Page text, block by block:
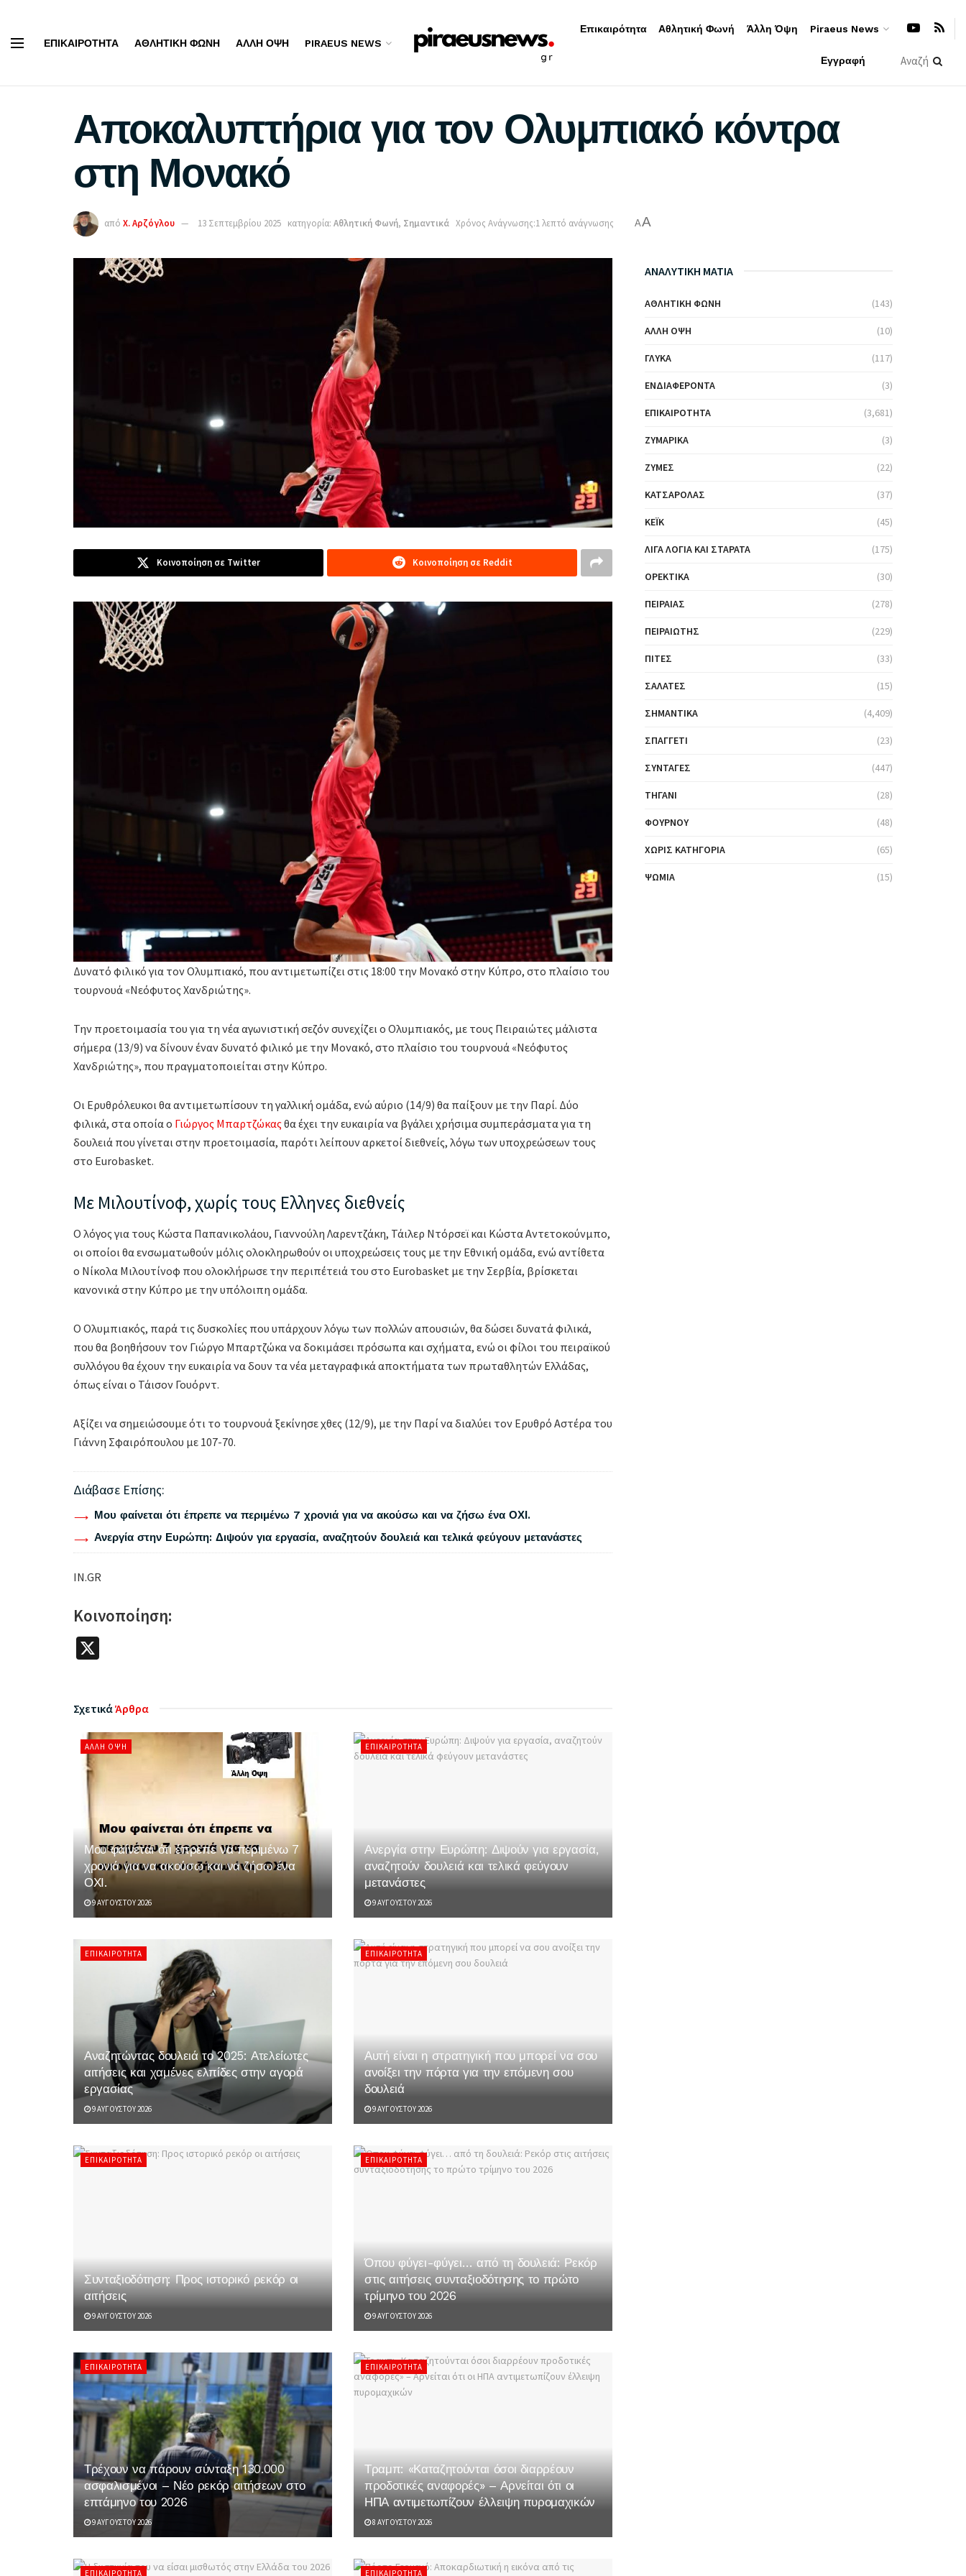
ΕΠΙΚΑΙΡΌΤΗΤΑ ΑΘΛΗΤΙΚΉ ΦΩΝΉ ΆΛΛΗ ΌΨΗ PIRAEUS NEWS
Επικαιρότητα Αθλητική Φωνή Άλλη Όψη Piraeus News
Εγγραφή
Αποκαλυπτήρια για τον Ολυμπιακό κόντρα
στη Μονακό
από Χ. Αρζόγλου 13 Σεπτεμβρίου 2025 κατηγορία: Αθλητική Φωνή, Σημαντικά Χρόνος Ανάγνωσης:1 λεπτό ανάγνωσης AA
Κοινοποίηση σε Twitter Κοινοποίηση σε Reddit
Δυνατό φιλικό για τον Ολυμπιακό, που αντιμετωπίζει στις 18:00 την Μονακό στην Κύπρο, στο πλαίσιο του
τουρνουά «Νεόφυτος Χανδριώτης».
Την προετοιμασία του για τη νέα αγωνιστική σεζόν συνεχίζει ο Ολυμπιακός, με τους Πειραιώτες μάλιστα
σήμερα (13/9) να δίνουν έναν δυνατό φιλικό με την Μονακό, στο πλαίσιο του τουρνουά «Νεόφυτος
Χανδριώτης», που πραγματοποιείται στην Κύπρο.
Οι Ερυθρόλευκοι θα αντιμετωπίσουν τη γαλλική ομάδα, ενώ αύριο (14/9) θα παίξουν με την Παρί. Δύο
φιλικά, στα οποία ο Γιώργος Μπαρτζώκαςθα έχει την ευκαιρία να βγάλει χρήσιμα συμπεράσματα για τη
δουλειά που γίνεται στην προετοιμασία, παρότι λείπουν αρκετοί διεθνείς, λόγω των υποχρεώσεων τους
στο Eurobasket.
Με Μιλουτίνοφ, χωρίς τους Ελληνες διεθνείς
Ο λόγος για τους Κώστα Παπανικολάου, Γιαννούλη Λαρεντζάκη, Τάιλερ Ντόρσεϊ και Κώστα Αντετοκούνμπο,
οι οποίοι θα ενσωματωθούν μόλις ολοκληρωθούν οι υποχρεώσεις τους με την Εθνική ομάδα, ενώ αντίθετα
ο Νίκολα Μιλουτίνοφ που ολοκλήρωσε την περιπέτειά του στο Eurobasket με την Σερβία, βρίσκεται
κανονικά στην Κύπρο με την υπόλοιπη ομάδα.
Ο Ολυμπιακός, παρά τις δυσκολίες που υπάρχουν λόγω των πολλών απουσιών, θα δώσει δυνατά φιλικά,
που θα βοηθήσουν τον Γιώργο Μπαρτζώκα να δοκιμάσει πρόσωπα και σχήματα, ενώ οι φίλοι του πειραϊκού
συλλόγου θα έχουν την ευκαιρία να δουν τα νέα μεταγραφικά αποκτήματα των πρωταθλητών Ελλάδας,
όπως είναι ο Τάισον Γουόρντ.
Αξίζει να σημειώσουμε ότι το τουρνουά ξεκίνησε χθες (12/9), με την Παρί να διαλύει τον Ερυθρό Αστέρα του
Γιάννη Σφαιρόπουλου με 107-70.
Διάβασε Επίσης:
Μου φαίνεται ότι έπρεπε να περιμένω 7 χρονιά για να ακούσω και να ζήσω ένα ΟΧΙ.
Ανεργία στην Ευρώπη: Διψούν για εργασία, αναζητούν δουλειά και τελικά φεύγουν μετανάστες
IN.GR
Κοινοποίηση:
ΣχετικάΆρθρα
ΆΛΛΗ ΌΨΗ
Μου φαίνεται ότι έπρεπε να περιμένω 7
χρονιά για να ακούσω και να ζήσω ένα
ΟΧΙ.
9 ΑΥΓΟΎΣΤΟΥ 2026
ΕΠΙΚΑΙΡΌΤΗΤΑ
Ανεργία στην Ευρώπη: Διψούν για εργασία,
αναζητούν δουλειά και τελικά φεύγουν
μετανάστες
9 ΑΥΓΟΎΣΤΟΥ 2026
ΕΠΙΚΑΙΡΌΤΗΤΑ
Αναζητώντας δουλειά το 2025: Ατελείωτες
αιτήσεις και χαμένες ελπίδες στην αγορά
εργασίας
9 ΑΥΓΟΎΣΤΟΥ 2026
ΕΠΙΚΑΙΡΌΤΗΤΑ
Αυτή είναι η στρατηγική που μπορεί να σου
ανοίξει την πόρτα για την επόμενη σου
δουλειά
9 ΑΥΓΟΎΣΤΟΥ 2026
ΕΠΙΚΑΙΡΌΤΗΤΑ
Συνταξιοδότηση: Προς ιστορικό ρεκόρ οι
αιτήσεις
9 ΑΥΓΟΎΣΤΟΥ 2026
ΕΠΙΚΑΙΡΌΤΗΤΑ
Όπου φύγει-φύγει… από τη δουλειά: Ρεκόρ
στις αιτήσεις συνταξιοδότησης το πρώτο
τρίμηνο του 2026
9 ΑΥΓΟΎΣΤΟΥ 2026
ΕΠΙΚΑΙΡΌΤΗΤΑ
Τρέχουν να πάρουν σύνταξη 130.000
ασφαλισμένοι – Νέο ρεκόρ αιτήσεων στο
επτάμηνο του 2026
9 ΑΥΓΟΎΣΤΟΥ 2026
ΕΠΙΚΑΙΡΌΤΗΤΑ
Τραμπ: «Καταζητούνται όσοι διαρρέουν
προδοτικές αναφορές» – Αρνείται ότι οι
ΗΠΑ αντιμετωπίζουν έλλειψη πυρομαχικών
8 ΑΥΓΟΎΣΤΟΥ 2026
ΕΠΙΚΑΙΡΌΤΗΤΑ ΕΠΙΚΑΙΡΌΤΗΤΑ
ΑΝΑΛΥΤΙΚΗ ΜΑΤΙΑ
ΑΘΛΗΤΙΚΉ ΦΩΝΉ (143)
ΆΛΛΗ ΌΨΗ (10)
ΓΛΥΚΆ (117)
ΕΝΔΙΑΦΈΡΟΝΤΑ (3)
ΕΠΙΚΑΙΡΌΤΗΤΑ (3,681)
ΖΥΜΑΡΙΚΆ (3)
ΖΎΜΕΣ (22)
ΚΑΤΣΑΡΌΛΑΣ (37)
ΚΈΙΚ (45)
ΛΊΓΑ ΛΌΓΙΑ ΚΑΙ ΣΤΑΡΆΤΑ (175)
ΟΡΕΚΤΙΚΆ (30)
ΠΕΙΡΑΙΆΣ (278)
ΠΕΙΡΑΙΏΤΗΣ (229)
ΠΊΤΕΣ (33)
ΣΑΛΆΤΕΣ (15)
ΣΗΜΑΝΤΙΚΆ (4,409)
ΣΠΑΓΓΈΤΙ (23)
ΣΥΝΤΑΓΈΣ (447)
ΤΗΓΆΝΙ (28)
ΦΟΎΡΝΟΥ (48)
ΧΩΡΊΣ ΚΑΤΗΓΟΡΊΑ (65)
ΨΩΜΙΆ (15)